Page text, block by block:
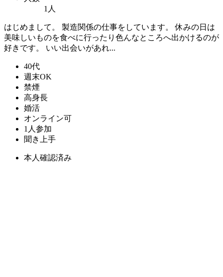
1人
はじめまして。 製造関係の仕事をしています。 休みの日は
美味しいものを食べに行ったり色んなところへ出かけるのが
好きです。 いい出会いがあれ...
40代
週末OK
禁煙
高身長
婚活
オンライン可
1人参加
聞き上手
本人確認済み